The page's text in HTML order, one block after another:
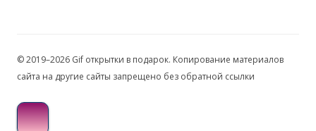
© 2019–2026 Gif открытки в подарок. Копирование материалов
сайта на другие сайты запрещено без обратной ссылки